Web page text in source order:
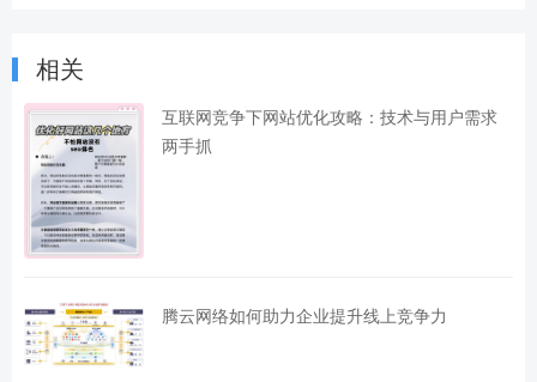
相关
互联网竞争下网站优化攻略：技术与用户需求
两手抓
腾云网络如何助力企业提升线上竞争力